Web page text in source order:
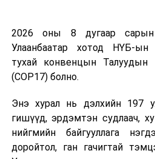
байгааг тодотгов. Мөн
байгааг харгалзан үзэж,
чиглэлээр бодлогын
бий хэмээлээ.
Цаг уур, орчны
шинжилгээний хэлтсийн
буй орчны чанарын хяналт
байдал, шийдвэрлэх арга
2026 оны 8 дугаар
Улаанбаатар хотод НҮБ-
тухай конвенцын Талуудын
(COP17) болно.
Энэ хурал нь дэлхийн 197
гишүүд, эрдэмтэн судлаач,
нийгмийн байгууллага
доройтол, ган гачигтай